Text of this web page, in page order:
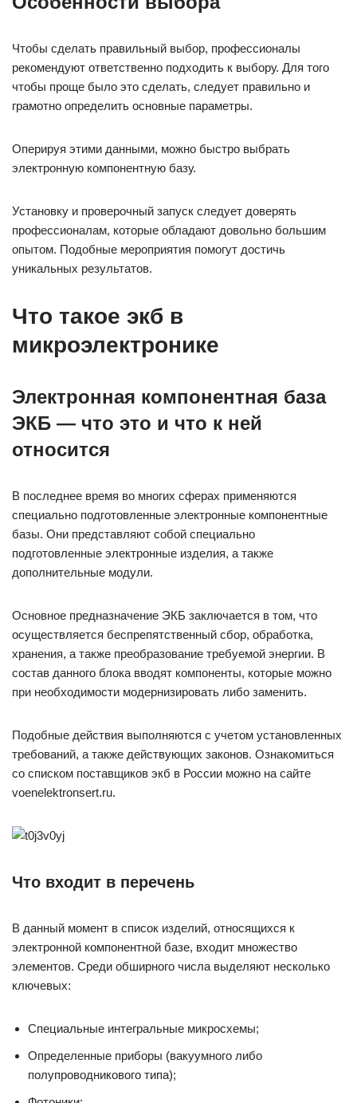
Чтобы сделать правильный выбор, профессионалы
рекомендуют ответственно подходить к выбору. Для того
чтобы проще было это сделать, следует правильно и
грамотно определить основные параметры.
Оперируя этими данными, можно быстро выбрать
электронную компонентную базу.
Установку и проверочный запуск следует доверять
профессионалам, которые обладают довольно большим
опытом. Подобные мероприятия помогут достичь
уникальных результатов.
Что такое экб в
микроэлектронике
Электронная компонентная база
ЭКБ — что это и что к ней
относится
В последнее время во многих сферах применяются
специально подготовленные электронные компонентные
базы. Они представляют собой специально
подготовленные электронные изделия, а также
дополнительные модули.
Основное предназначение ЭКБ заключается в том, что
осуществляется беспрепятственный сбор, обработка,
хранения, а также преобразование требуемой энергии. В
состав данного блока вводят компоненты, которые можно
при необходимости модернизировать либо заменить.
Подобные действия выполняются с учетом установленных
требований, а также действующих законов. Ознакомиться
со списком поставщиков экб в России можно на сайте
voenelektronsert.ru.
Что входит в перечень
В данный момент в список изделий, относящихся к
электронной компонентной базе, входит множество
элементов. Среди обширного числа выделяют несколько
ключевых:
Специальные интегральные микросхемы;
Определенные приборы (вакуумного либо
полупроводникового типа);